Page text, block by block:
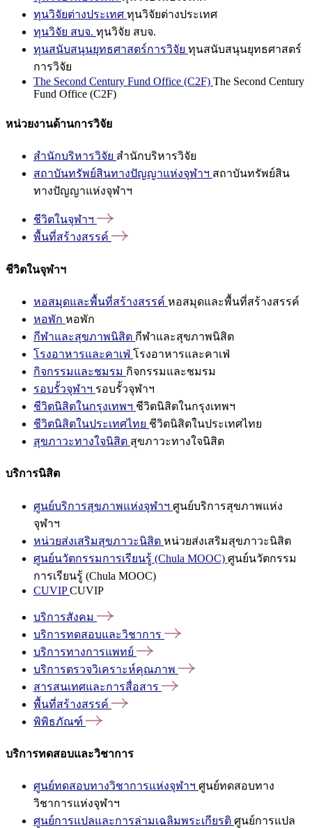
ทุนวิจัยต่างประเทศ ทุนวิจัยต่างประเทศ
ทุนวิจัย สบจ. ทุนวิจัย สบจ.
ทุนสนับสนุนยุทธศาสตร์การวิจัย ทุนสนับสนุนยุทธศาสตร์
การวิจัย
The Second Century Fund Office (C2F) The Second Century
Fund Office (C2F)
หน่วยงานด้านการวิจัย
สำนักบริหารวิจัย สำนักบริหารวิจัย
สถาบันทรัพย์สินทางปัญญาแห่งจุฬาฯ สถาบันทรัพย์สิน
ทางปัญญาแห่งจุฬาฯ
ชีวิตในจุฬาฯ
พื้นที่สร้างสรรค์
ชีวิตในจุฬาฯ
หอสมุดและพื้นที่สร้างสรรค์ หอสมุดและพื้นที่สร้างสรรค์
หอพัก หอพัก
กีฬาและสุขภาพนิสิต กีฬาและสุขภาพนิสิต
โรงอาหารและคาเฟ่ โรงอาหารและคาเฟ่
กิจกรรมและชมรม กิจกรรมและชมรม
รอบรั้วจุฬาฯ รอบรั้วจุฬาฯ
ชีวิตนิสิตในกรุงเทพฯ ชีวิตนิสิตในกรุงเทพฯ
ชีวิตนิสิตในประเทศไทย ชีวิตนิสิตในประเทศไทย
สุขภาวะทางใจนิสิต สุขภาวะทางใจนิสิต
บริการนิสิต
ศูนย์บริการสุขภาพแห่งจุฬาฯ ศูนย์บริการสุขภาพแห่ง
จุฬาฯ
หน่วยส่งเสริมสุขภาวะนิสิต หน่วยส่งเสริมสุขภาวะนิสิต
ศูนย์นวัตกรรมการเรียนรู้ (Chula MOOC) ศูนย์นวัตกรรม
การเรียนรู้ (Chula MOOC)
CUVIPCUVIP
บริการสังคม
บริการทดสอบและวิชาการ
บริการทางการแพทย์
บริการตรวจวิเคราะห์คุณภาพ
สารสนเทศและการสื่อสาร
พื้นที่สร้างสรรค์
พิพิธภัณฑ์
บริการทดสอบและวิชาการ
ศูนย์ทดสอบทางวิชาการแห่งจุฬาฯ ศูนย์ทดสอบทาง
วิชาการแห่งจุฬาฯ
ศูนย์การแปลและการล่ามเฉลิมพระเกียรติ ศูนย์การแปล